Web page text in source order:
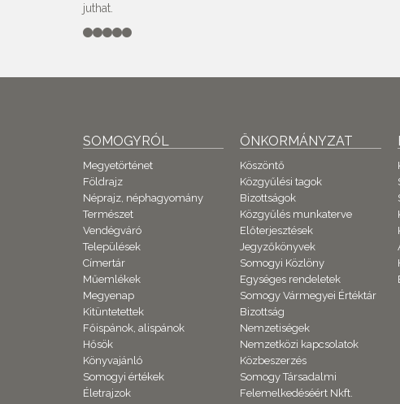
juthat.
SOMOGYRÓL
Megyetörténet
Földrajz
Néprajz, néphagyomány
Természet
Vendégváró
Települések
Címertár
Műemlékek
Megyenap
Kitüntetettek
Főispánok, alispánok
Hősök
Könyvajánló
Somogyi értékek
Életrajzok
ÖNKORMÁNYZAT
Köszöntő
Közgyűlési tagok
Bizottságok
Közgyűlés munkaterve
Előterjesztések
Jegyzőkönyvek
Somogyi Közlöny
Egységes rendeletek
Somogy Vármegyei Értéktár
Bizottság
Nemzetiségek
Nemzetközi kapcsolatok
Közbeszerzés
Somogy Társadalmi
Felemelkedéséért Nkft.